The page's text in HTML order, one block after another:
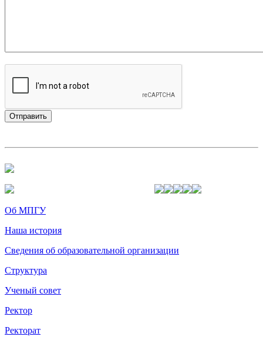
Об МПГУ
Наша история
Сведения об образовательной организации
Структура
Ученый совет
Ректор
Ректорат